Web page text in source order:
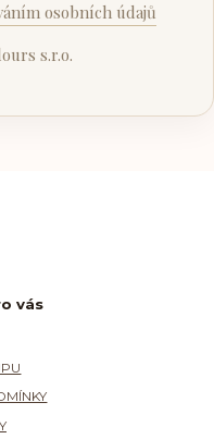
osobních údajů
s.r.o.
vás